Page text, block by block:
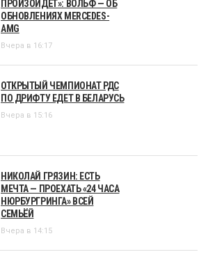
ПРОИЗОЙДЁТ»: ВОЛЬФ — ОБ
ОБНОВЛЕНИЯХ MERCEDES-
AMG
Вчера в 16:17
ОТКРЫТЫЙ ЧЕМПИОНАТ РДС
ПО ДРИФТУ ЕДЕТ В БЕЛАРУСЬ
Вчера в 15:16
НИКОЛАЙ ГРЯЗИН: ЕСТЬ
МЕЧТА — ПРОЕХАТЬ «24 ЧАСА
НЮРБУРГРИНГА» ВСЕЙ
СЕМЬЁЙ
Вчера в 14:15